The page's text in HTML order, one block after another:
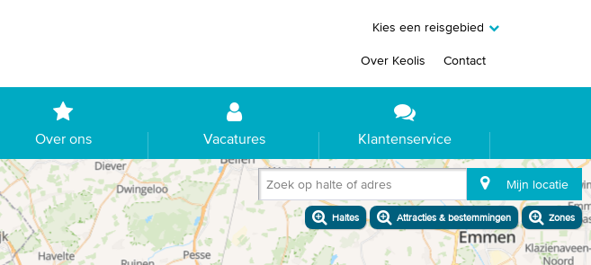
Kies een reisgebied
Over Keolis Contact
Over ons Vacatures Klantenservice
Zoek op halte of adres Mijn locatie
Haltes Attracties & bestemmingen Zones